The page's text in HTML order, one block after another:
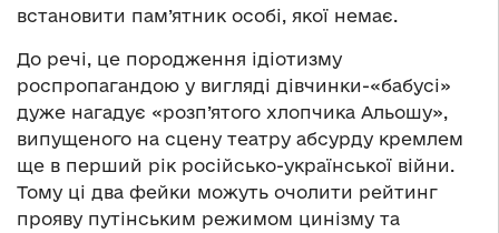
встановити пам’ятник особі, якої немає.
До речі, це породження ідіотизму
роспропагандою у вигляді дівчинки-«бабусі»
дуже нагадує «розп’ятого хлопчика Альошу»,
випущеного на сцену театру абсурду кремлем
ще в перший рік російсько-української війни.
Тому ці два фейки можуть очолити рейтинг
прояву путінським режимом цинізму та